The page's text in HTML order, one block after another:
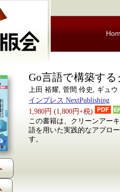
Go言語で構築す
上田 裕耀, 菅間 伶史, ギュウ
インプレス NextPublishing
1,980円 (1,800円+税)
この書籍は、クリーンアー
語を用いた実践的なアプロ
す。